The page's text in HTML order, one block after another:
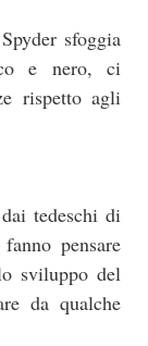
sfoggia
e nero, ci
rispetto agli
tedeschi di
pensare
sviluppo del
da qualche